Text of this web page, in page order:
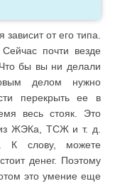
от его типа.
почти везде
бы вы ни делали
делом нужно
перекрыть ее в
весь стояк. Это
из ЖЭКа, ТСЖ и т. д.
К слову, можете
денег. Поэтому
это умение еще